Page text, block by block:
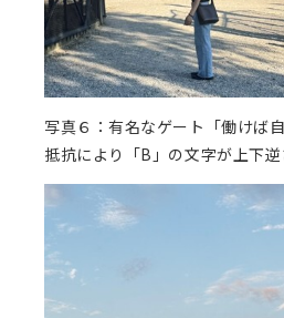
写真６：有名なゲート「働けば
抵抗により「B」の文字が上下逆